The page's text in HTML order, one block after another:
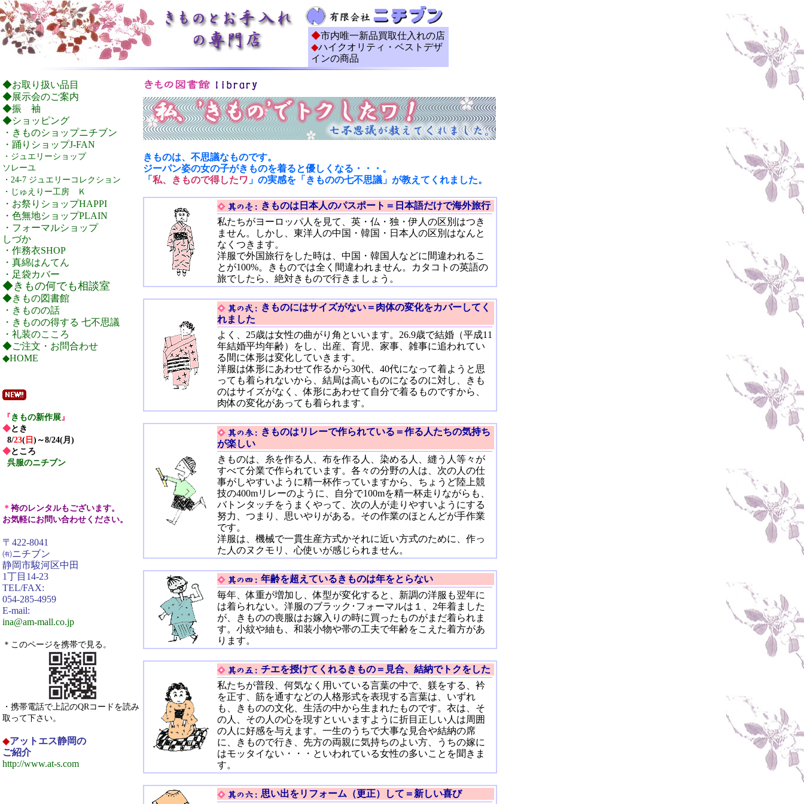
◆市内唯一新品買取仕入れの店
◆ハイクオリティ・ベストデザ
インの商品
◆お取り扱い品目
◆展示会のご案内
◆振 袖
◆ショッピング
・きものショップニチブン
・踊りショップJ-FAN
・ジュエリーショップ
ソレーユ
・24-7 ジュエリーコレクション
・じゅえりー工房 Ｋ
・お祭りショップHAPPI
・色無地ショップPLAIN
・フォーマルショップ
しづか
・作務衣SHOP
・真綿はんてん
・足袋カバー
◆きもの何でも相談室
◆きもの図書館
・きものの話
・きものの得する 七不思議
・礼装のこころ
◆ご注文・お問合わせ
◆HOME
『 きもの新作展 』
◆とき
8/23( 日 ) ～8/24( 月 )
◆ところ
呉服のニチブン
＊ 袴のレンタルもございます。
お気軽にお問い合わせください。
〒422-8041
㈲ニチブン
静岡市駿河区中田
1丁目14-23
TEL/FAX:
054-285-4959
E-mail:
ina@am-mall.co.jp
＊このページを携帯で見る。
・携帯電話で上記のQRコードを読み
取って下さい。
◆アットエス静岡の
ご紹介
http://www.at-s.com
きものは、不思議なものです。
ジーパン姿の女の子がきものを着ると優しくなる・・・。
「 私、きもので得したワ 」の実感を「きものの七不思議」が教えてくれました。
きものは日本人のパスポート＝日本語だけで海外旅行
私たちがヨーロッパ人を見て、英・仏・独・伊人の区別はつき
ません。しかし、東洋人の中国・韓国・日本人の区別はなんと
なくつきます。
洋服で外国旅行をした時は、中国・韓国人などに間違われるこ
とが100%。きものでは全く間違われません。カタコトの英語の
旅でしたら、絶対きもので行きましょう。
きものにはサイズがない＝肉体の変化をカバーしてく
れました
よく、25歳は女性の曲がり角といいます。26.9歳で結婚（平成11
年結婚平均年齢）をし、出産、育児、家事、雑事に追われてい
る間に体形は変化していきます。
洋服は体形にあわせて作るから30代、40代になって着ようと思
っても着られないから、結局は高いものになるのに対し、きも
のはサイズがなく、体形にあわせて自分で着るものですから、
肉体の変化があっても着られます。
きものはリレーで作られている＝作る人たちの気持ち
が楽しい
きものは、糸を作る人、布を作る人、染める人、縫う人等々が
すべて分業で作られています。各々の分野の人は、次の人の仕
事がしやすいように精一杯作っていますから、ちょうど陸上競
技の400mリレーのように、自分で100mを精一杯走りながらも、
バトンタッチをうまくやって、次の人が走りやすいようにする
努力、つまり、思いやりがある。その作業のほとんどが手作業
です。
洋服は、機械で一貫生産方式かそれに近い方式のために、作っ
た人のヌクモリ、心使いが感じられません。
年齢を超えているきものは年をとらない
毎年、体重が増加し、体型が変化すると、新調の洋服も翌年に
は着られない。洋服のブラック･フォーマルは１、2年着ました
が、きものの喪服はお嫁入りの時に買ったものがまだ着られま
す。小紋や紬も、和装小物や帯の工夫で年齢をこえた着方があ
ります。
チエを授けてくれるきもの＝見合、結納でトクをした
私たちが普段、何気なく用いている言葉の中で、躾をする、衿
を正す、筋を通すなどの人格形式を表現する言葉は、いずれ
も、きものの文化、生活の中から生まれたものです。衣は、そ
の人、その人の心を現すといいますように折目正しい人は周囲
の人に好感を与えます。一生のうちで大事な見合や結納の席
に、きもので行き、先方の両親に気持ちのよい方、うちの嫁に
はモッタイない・・・といわれている女性の多いことを聞きま
す。
思い出をリフォーム（更正）して＝新しい喜び